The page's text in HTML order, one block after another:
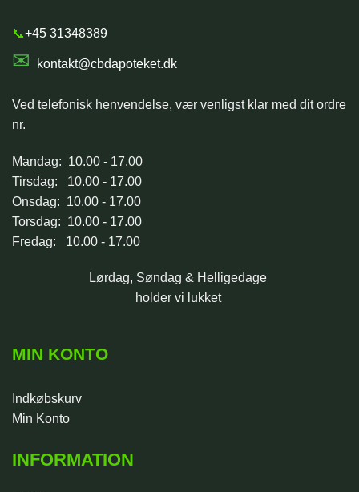
📞+45 31348389
✉ kontakt@cbdapoteket.dk
Ved telefonisk henvendelse, vær venligst klar med dit ordre
nr.
Mandag: 10.00 - 17.00
Tirsdag: 10.00 - 17.00
Onsdag: 10.00 - 17.00
Torsdag: 10.00 - 17.00
Fredag: 10.00 - 17.00
Lørdag, Søndag & Helligedage
holder vi lukket
MIN KONTO
Indkøbskurv
Min Konto
INFORMATION